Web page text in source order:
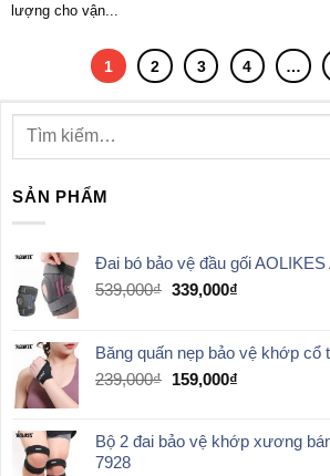
lượng cho vận...
1 2 3 4 …
SẢN PHẨM
Đai bó bảo vệ đầu gối AOLIKES
539,000₫ Giá
539,000₫.
339,000₫Giá
là:
339,000₫.
Băng quấn nẹp bảo vệ khớp cổ
239,000₫ Giá
239,000₫.
159,000₫Giá
là:
Bộ 2 đai bảo vệ khớp xương
7928